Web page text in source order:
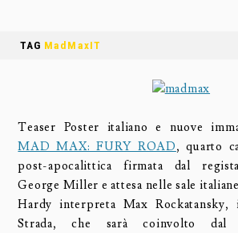
TAG MadMaxIT
Teaser Poster italiano e nuove
MAD MAX: FURY ROAD, quarto
post-apocalittica firmata dal
George Miller e attesa nelle sale
Hardy interpreta Max
Strada, che sarà coinvolto dal